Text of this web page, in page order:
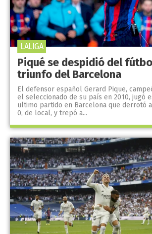
Piqué se despidió del
triunfo del Barcelona
El defensor español Gerard Pique,
el seleccionado de su país en 2010, jugó
ultimo partido en Barcelona que derrotó
0, de local, y trepó a...
LALIGA